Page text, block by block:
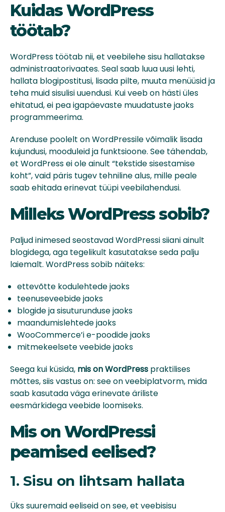
Kuidas WordPress
töötab?
WordPress töötab nii, et veebilehe sisu hallatakse
administraatorivaates. Seal saab luua uusi lehti,
hallata blogipostitusi, lisada pilte, muuta menüüsid ja
teha muid sisulisi uuendusi. Kui veeb on hästi üles
ehitatud, ei pea igapäevaste muudatuste jaoks
programmeerima.
Arenduse poolelt on WordPressile võimalik lisada
kujundusi, mooduleid ja funktsioone. See tähendab,
et WordPress ei ole ainult “tekstide sisestamise
koht”, vaid päris tugev tehniline alus, mille peale
saab ehitada erinevat tüüpi veebilahendusi.
Milleks WordPress sobib?
Paljud inimesed seostavad WordPressi siiani ainult
blogidega, aga tegelikult kasutatakse seda palju
laiemalt. WordPress sobib näiteks:
ettevõtte kodulehtede jaoks
teenuseveebide jaoks
blogide ja sisuturunduse jaoks
maandumislehtede jaoks
WooCommerce’i e-poodide jaoks
mitmekeelsete veebide jaoks
Seega kui küsida, mis on WordPress praktilises
mõttes, siis vastus on: see on veebiplatvorm, mida
saab kasutada väga erinevate äriliste
eesmärkidega veebide loomiseks.
Mis on WordPressi
peamised eelised?
1. Sisu on lihtsam hallata
Üks suuremaid eeliseid on see, et veebisisu